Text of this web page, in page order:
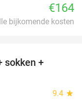
€164
bijkomende kosten
sokken +
9.4 star